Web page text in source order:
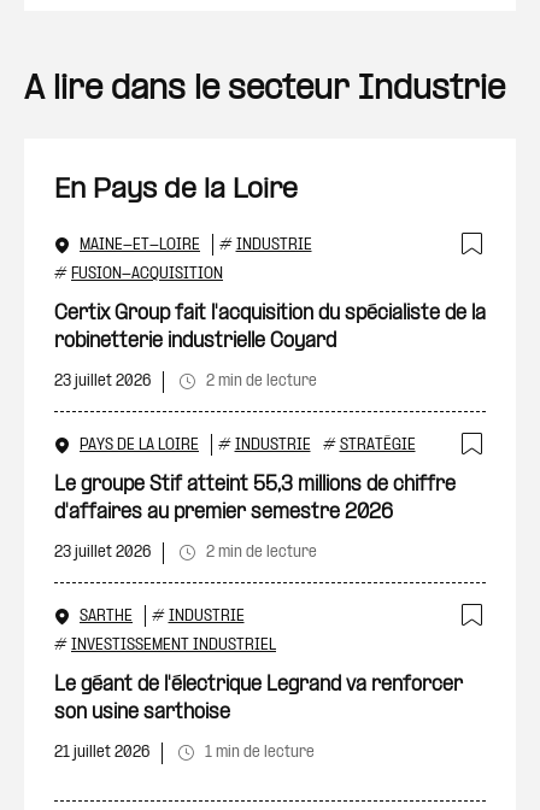
A lire dans le secteur Industrie
En Pays de la Loire
MAINE-ET-LOIRE # INDUSTRIE
# FUSION-ACQUISITION
Certix Group fait l'acquisition du spécialiste de la
robinetterie industrielle Coyard
23 juillet 2026 2 min de lecture
PAYS DE LA LOIRE # INDUSTRIE # STRATÉGIE
Le groupe Stif atteint 55,3 millions de chiffre
d'affaires au premier semestre 2026
23 juillet 2026 2 min de lecture
SARTHE # INDUSTRIE
# INVESTISSEMENT INDUSTRIEL
Le géant de l'électrique Legrand va renforcer
son usine sarthoise
21 juillet 2026 1 min de lecture